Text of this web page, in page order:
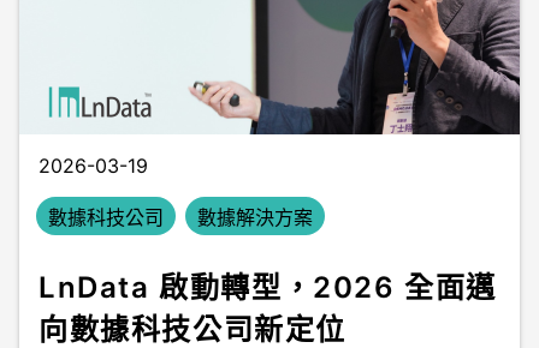
2026-03-19
數據科技公司 數據解決方案
LnData 啟動轉型，2026 全面邁
向數據科技公司新定位